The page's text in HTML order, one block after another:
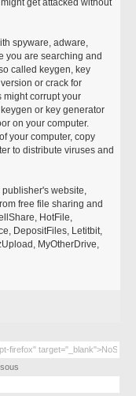
get attacked without
spyware, adware,
you are searching and
called keygen, key
or crack for
might corrupt your
or key generator
on your computer.
your computer, copy
to distribute viruses and
website,
free file sharing and
HotFile,
DepositFiles, Letitbit,
MyOtherDrive,